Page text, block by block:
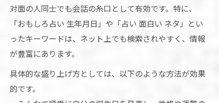
対面の人同士でも会話の糸口として有効です。特に、
「おもしろ占い 生年月日」や「占い 面白い ネタ」とい
ったキーワードは、ネット上でも検索されやすく、情報
が豊富にあります。
具体的な盛り上げ方としては、以下のような方法が効果
的です。